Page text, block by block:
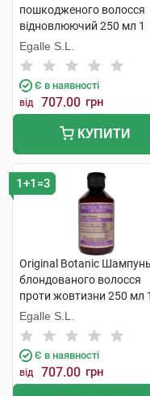
пошкодженого волосся
відновлюючий 250 мл 1
флакон
Egalle S.L.
Є в наявності
від 707.00 грн
КУПИТИ
1+1=3
Original Botanic
блондованого волосся
проти жовтизни 250 мл 1
флакон
Egalle S.L.
Є в наявності
від 707.00 грн